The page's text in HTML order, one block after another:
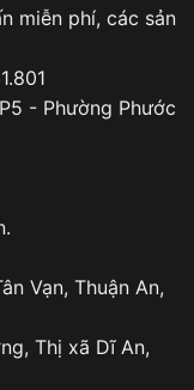
miễn phí, các sản
- Phường Phước
Vạn, Thuận An,
Thị xã Dĩ An,